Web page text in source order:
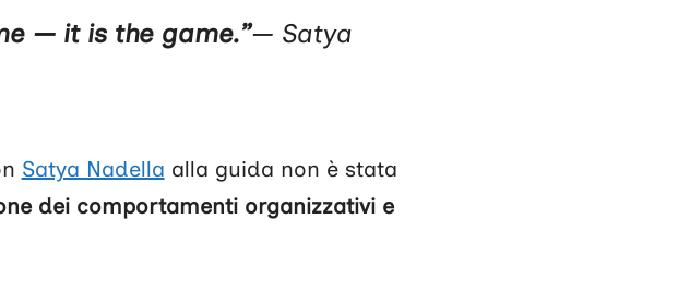
— it is the game.”— Satya
Satya Nadella alla guida non è stata
dei comportamenti organizzativi e